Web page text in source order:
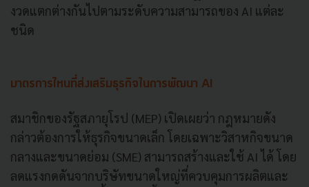
งวดแตกต่างกันไปตามระดับความสามารถของ AI แต่ละ
ชนิด
มาตรการไหนที่ส่งเสริมธุรกิจในการพัฒนา AI
สมาชิกของรัฐสภายุโรป (MEP) เปิดเผยว่า กฎหมายดัง
กล่าวต้องการให้ธุรกิจขนาดเล็ก โดยเฉพาะวิสาหกิจขนาด
กลางและขนาดย่อม (SME) สามารถสร้างและใช้ AI ได้ โดย
ลดแรงกดดันจากบริษัทขนาดใหญ่ที่ควบคุมการผลิตและ